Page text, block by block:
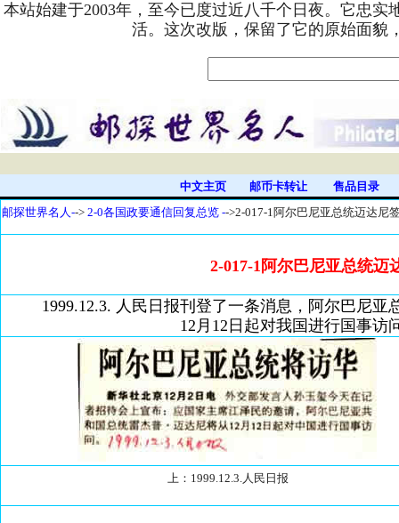
本站始建于2003年，至今已度过近八千个日夜。它忠
活。这次改版，保留了它的原始面貌
中文主页 邮币卡转让
售品目录
邮探世界名人--> 2-0各国政要通信回复总览 -->2-017-1阿尔巴尼亚总统迈达尼
2-017-1阿尔巴尼亚总统迈
1999.12.3. 人民日报刊登了一条消息，阿尔巴尼亚
12月12日起对我国进行国事访
上：1999.12.3.人民日报